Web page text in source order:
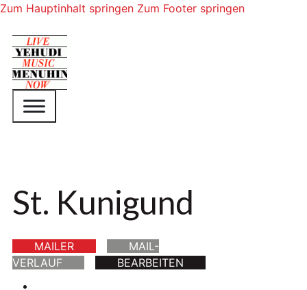
Zum Hauptinhalt springen Zum Footer springen
St. Kunigund
MAILER
MAIL-
VERLAUF
BEARBEITEN